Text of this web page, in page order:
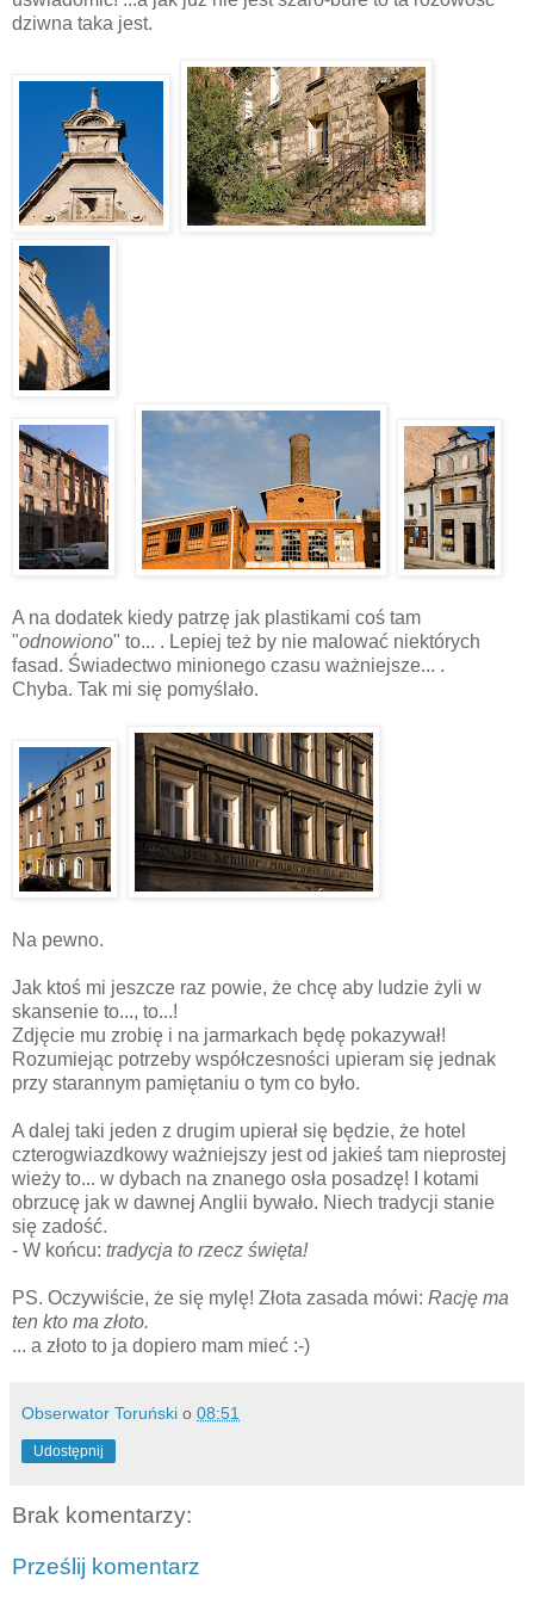
dziwna taka jest.
A na dodatek kiedy patrzę jak plastikami coś tam
"odnowiono" to... . Lepiej też by nie malować niektórych
fasad. Świadectwo minionego czasu ważniejsze... .
Chyba. Tak mi się pomyślało.
Na pewno.
Jak ktoś mi jeszcze raz powie, że chcę aby ludzie żyli w
skansenie to..., to...!
Zdjęcie mu zrobię i na jarmarkach będę pokazywał!
Rozumiejąc potrzeby współczesności upieram się jednak
przy starannym pamiętaniu o tym co było.
A dalej taki jeden z drugim upierał się będzie, że hotel
czterogwiazdkowy ważniejszy jest od jakieś tam nieprostej
wieży to... w dybach na znanego osła posadzę! I kotami
obrzucę jak w dawnej Anglii bywało. Niech tradycji stanie
się zadość.
- W końcu: tradycja to rzecz święta!
PS. Oczywiście, że się mylę! Złota zasada mówi: Rację ma
ten kto ma złoto.
... a złoto to ja dopiero mam mieć :-)
Obserwator Toruński o 08:51
Udostępnij
Brak komentarzy:
Prześlij komentarz